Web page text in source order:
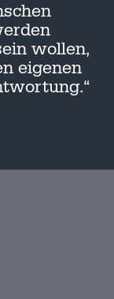
wollen,
eigenen